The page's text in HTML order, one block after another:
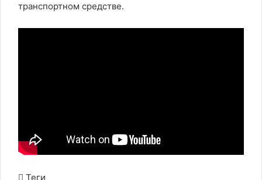
транспортном средстве.
Теги